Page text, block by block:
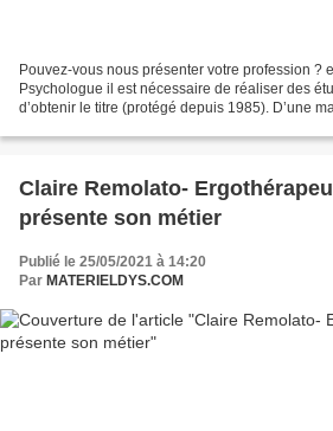
Pouvez-vous nous présenter votre profession ?
Psychologue il est nécessaire de réaliser des
d’obtenir le titre (protégé depuis 1985). D’une
Claire Remolato-
présente son métier
Publié le 25/05/2021 à 14:20
Par MATERIELDYS.COM